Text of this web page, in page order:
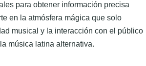
para obtener información precisa
en la atmósfera mágica que solo
musical y la interacción con el público
música latina alternativa.